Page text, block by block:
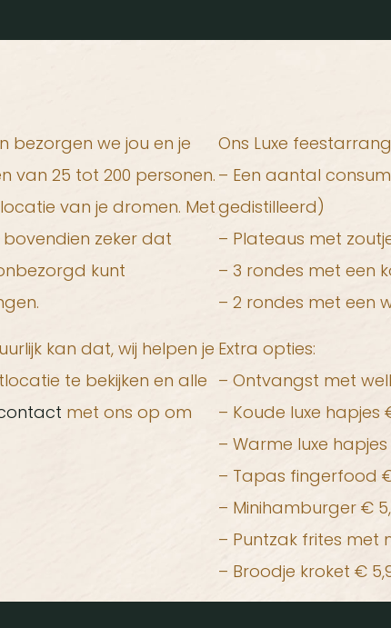
bezorgen we jou en je
van 25 tot 200 personen.
van je dromen. Met
zeker dat
kunt
kan dat, wij helpen je
te bekijken en alle
met ons op om
Ons Luxe
– Een aantal
gedistilleerd)
– Plateaus met
– 3 rondes met een
– 2 rondes met een
Extra opties:
– Ontvangst met
– Koude luxe hapjes
– Warme luxe
– Tapas fingerfood
– Minihamburger €
– Puntzak frites met
– Broodje kroket €